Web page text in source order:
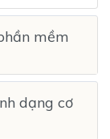
mềm
dạng cơ